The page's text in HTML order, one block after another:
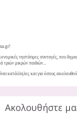
νηστίσιμες συνταγές, που
τριών μικρών παιδιών...
κατάλληλες και για όσους
Ακολουθήστε